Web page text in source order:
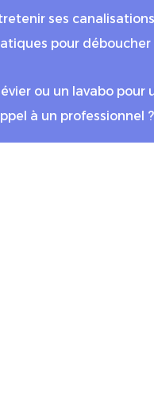
ses
pour
ou un lavabo pour
à un professionnel ?